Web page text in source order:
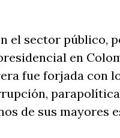
el sector público,
en
fue forjada con
de sus mayores